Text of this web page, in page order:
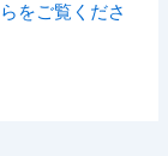
をご覧くださ